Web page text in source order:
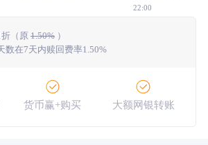
1570/4993
%
22:00
（原 1.50%）
数在7天内赎回费率1.50%
货币赢+购买 大额网银转账